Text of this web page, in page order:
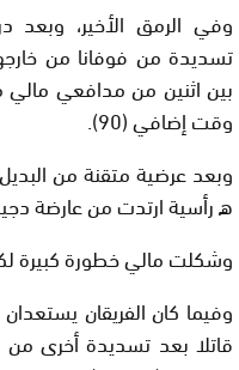
وفي الرمق الأخير، وبعد
تسديدة من فوفانا من
بين اثنين من مدافعي مالي
وقت إضافي (90).
وبعد عرضية متقنة من
ه رأسية ارتدت من عارضة
وشكلت مالي خطورة كبيرة
وفيما كان الفريقان
قاتلا بعد تسديدة أخرى